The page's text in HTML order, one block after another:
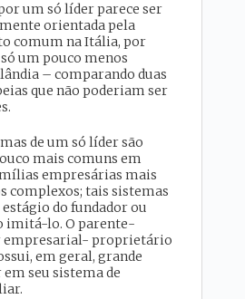
um só líder parece ser
orientada pela
comum na Itália, por
um pouco menos
– comparando duas
que não poderiam ser
de um só líder são
mais comuns em
empresárias mais
complexos; tais sistemas
do fundador ou
imitá-lo. O parente-
empresarial- proprietário
em geral, grande
seu sistema de